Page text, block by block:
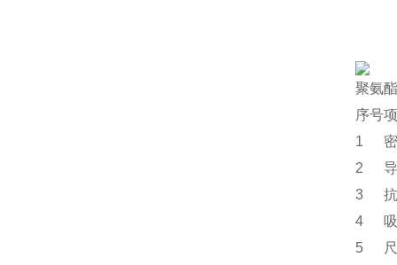
聚氨
序号
1
2
3
4
5